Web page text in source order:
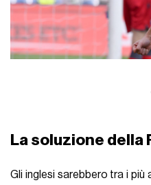
La soluzione della
Gli inglesi sarebbero tra i più